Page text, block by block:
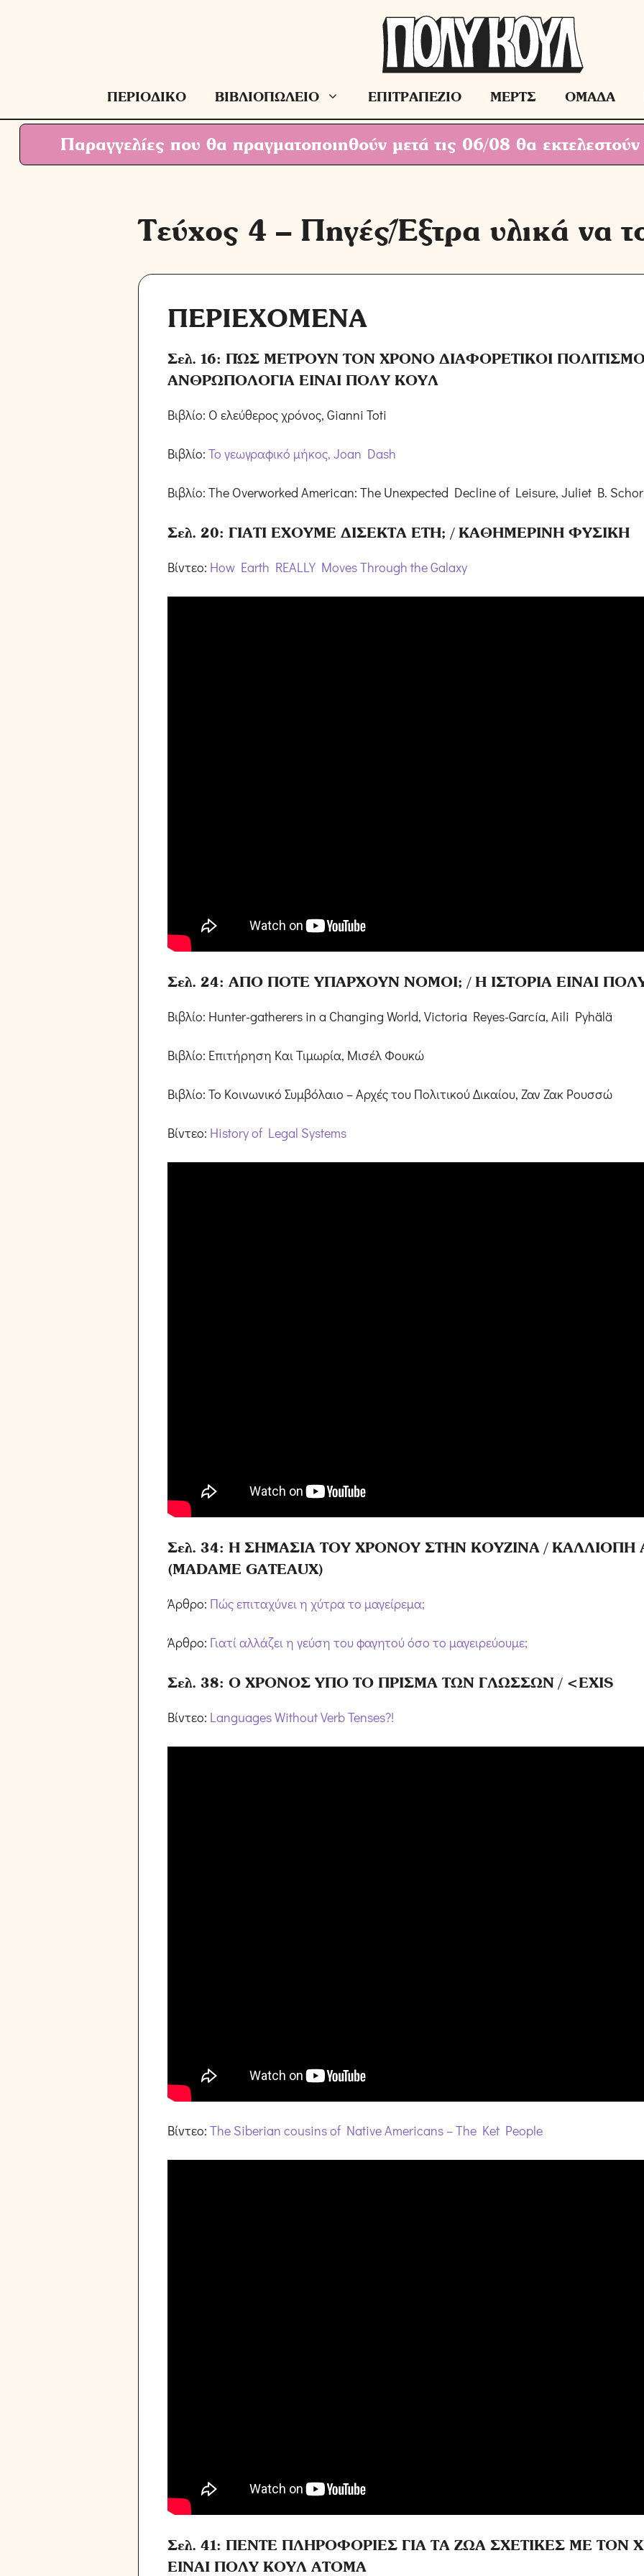
ΠΕΡΙΟΔΙΚΟ ΒΙΒΛΙΟΠΩΛΕΙΟ ΕΠΙΤΡΑΠΕΖΙΟ ΜΕΡΤΣ ΟΜΑΔΑ
Παραγγελίες που θα πραγματοποιηθούν μετά τις 06/08 θα
Τεύχος 4 – Πηγές/Έξτρα υλικά να
ΠΕΡΙΕΧΟΜΕΝΑ
Σελ. 16: ΠΏΣ ΜΕΤΡΟΥΝ ΤΟΝ ΧΡΟΝΟ ΔΙΑΦΟΡΕΤΙΚΟΙ
ΑΝΘΡΩΠΟΛΟΓΙΑ ΕΙΝΑΙ ΠΟΛΥ ΚΟΥΛ
Βιβλίο: Ο ελεύθερος χρόνος, Gianni Toti
Βιβλίο: Το γεωγραφικό μήκος, Joan Dash
Βιβλίο: The Overworked American: The Unexpected Decline of Leisure, Juliet B. Schor
Σελ. 20: ΓΙΑΤΙ ΕΧΟΥΜΕ ΔΙΣΕΚΤΑ ΕΤΗ; / ΚΑΘΗΜΕΡΙΝΗ ΦΥΣΙΚΗ
Βίντεο: How Earth REALLY Moves Through the Galaxy
Σελ. 24: ΑΠΟ ΠΟΤΕ ΥΠΑΡΧΟΥΝ ΝΟΜΟΙ; / Η ΙΣΤΟΡΙΑ ΕΙΝΑΙ
Βιβλίο: Hunter-gatherers in a Changing World, Victoria Reyes-García, Aili Pyhälä
Βιβλίο: Επιτήρηση Και Τιμωρία, Μισέλ Φουκώ
Βιβλίο: Το Κοινωνικό Συμβόλαιο – Αρχές του Πολιτικού Δικαίου, Ζαν Ζακ Ρουσσώ
Βίντεο: History of Legal Systems
Σελ. 34: Η ΣΗΜΑΣΙΑ ΤΟΥ ΧΡΟΝΟΥ ΣΤΗΝ ΚΟΥΖΙΝΑ /
(MADAME GATEAUX)
Άρθρο: Πώς επιταχύνει η χύτρα το μαγείρεμα;
Άρθρο: Γιατί αλλάζει η γεύση του φαγητού όσο το μαγειρεύουμε;
Σελ. 38: Ο ΧΡΟΝΟΣ ΥΠΟ ΤΟ ΠΡΙΣΜΑ ΤΩΝ ΓΛΩΣΣΩΝ / <EXIS
Βίντεο: Languages Without Verb Tenses?!
Βίντεο: The Siberian cousins of Native Americans – The Ket People
Σελ. 41: ΠΕΝΤΕ ΠΛΗΡΟΦΟΡΙΕΣ ΓΙΑ ΤΑ ΖΩΑ ΣΧΕΤΙΚΕΣ ΜΕ ΤΟΝ
ΕΙΝΑΙ ΠΟΛΥ ΚΟΥΛ ΑΤΟΜΑ